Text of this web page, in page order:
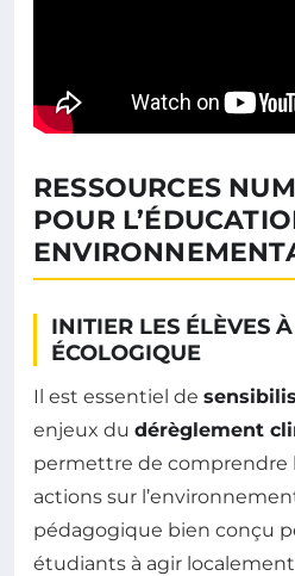
RESSOURCES
POUR
INITIER LES ÉLÈVES
ÉCOLOGIQUE
Il est essentiel de
enjeux du dérèglement
permettre de comprendre
actions sur
pédagogique bien conçu
étudiants à agir